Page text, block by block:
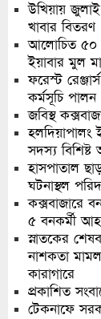
উখিয়ায়
খাবার বিতরণ
আলোচিত ৫০
ইয়াবার মুল
ফরেস্ট
কর্মসূচি পালন
জবিস্থ
হলদিয়াপালং
সদস্য
হাসপাতাল
ঘটনাস্থল
কক্সবাজারে
৫ বনকর্মী
স্নাতকের
নাশকতা
কারাগারে
প্রকাশিত
টেকনাফে